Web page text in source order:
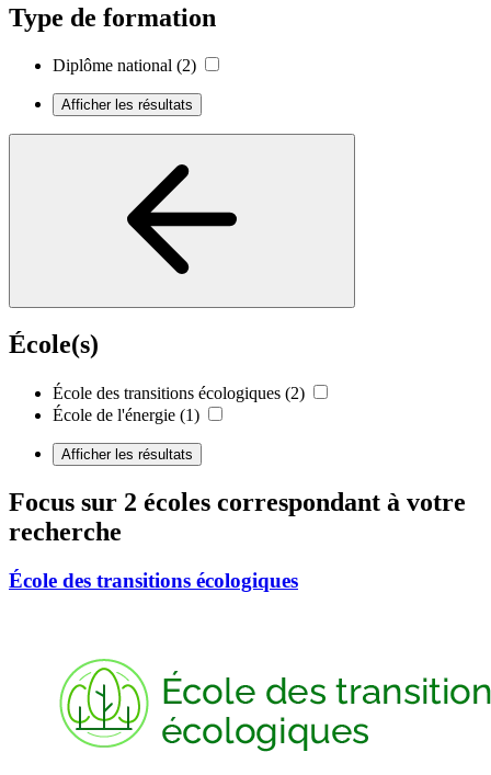
Type de formation
Diplôme national (2)
Afficher les résultats
École(s)
École des transitions écologiques (2)
École de l'énergie (1)
Afficher les résultats
Focus sur 2 écoles correspondant à votre
recherche
École des transitions écologiques